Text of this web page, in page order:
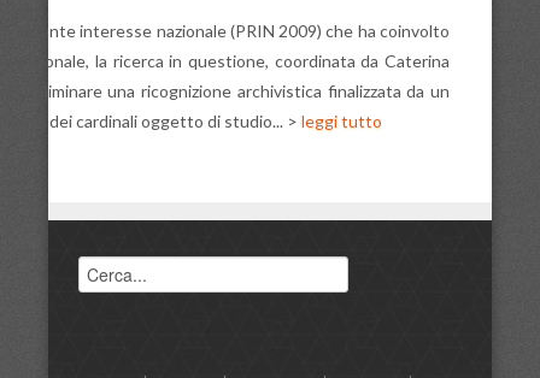
rilevante interesse nazionale (PRIN 2009) che ha coinvolto
la ricerca in questione, coordinata da Caterina
preliminare una ricognizione archivistica finalizzata da un
dei cardinali oggetto di studio... > leggi tutto